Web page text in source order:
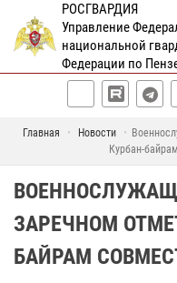
РОСГВАРДИЯ
Управление
национальной
Федерации по
Главная Новости
Курбан-
ЗАРЕЧНОМ
БАЙРАМ